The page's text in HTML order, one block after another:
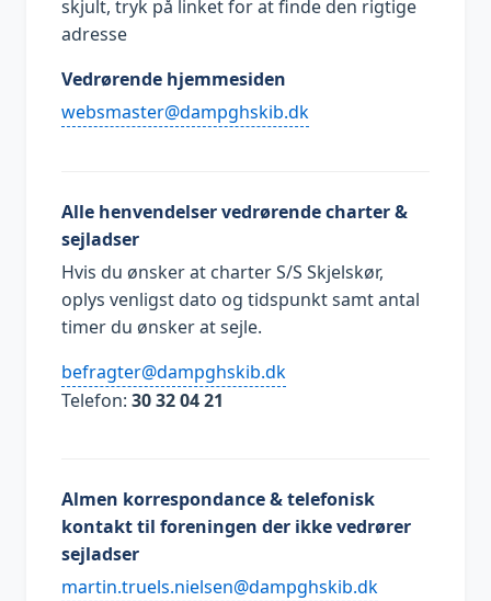
skjult, tryk på linket for at finde den rigtige
adresse
Vedrørende hjemmesiden
kd.bikshgpmad@retsamsbew
Alle henvendelser vedrørende charter &
sejladser
Hvis du ønsker at charter S/S Skjelskør,
oplys venligst dato og tidspunkt samt antal
timer du ønsker at sejle.
kd.bikshgpmad@retgarfeb
Telefon: 30 32 04 21
Almen korrespondance & telefonisk
kontakt til foreningen der ikke vedrører
sejladser
kd.bikshgpmad@neslein.sleurt.nitram